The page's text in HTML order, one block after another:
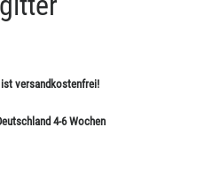
versandkostenfrei!
4-6 Wochen